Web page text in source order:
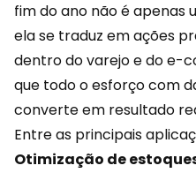
fim do ano não é
ela se traduz em ações
dentro do varejo e doe-
que todo o esforço com
converte em resultado
Entre as principais
Otimização de